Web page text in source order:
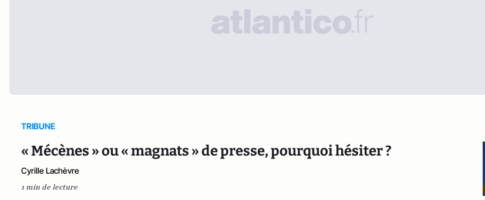
TRIBUNE
« Mécènes » ou « magnats » de presse, pourquoi hésiter ?
Cyrille Lachèvre
1 min de lecture